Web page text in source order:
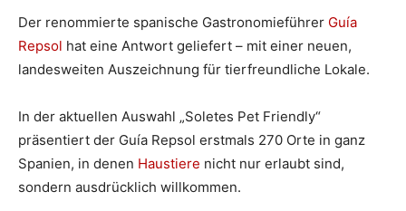
Der renommierte spanische Gastronomieführer Guía
Repsol hat eine Antwort geliefert – mit einer neuen,
landesweiten Auszeichnung für tierfreundliche Lokale.
In der aktuellen Auswahl „Soletes Pet Friendly“
präsentiert der Guía Repsol erstmals 270 Orte in ganz
Spanien, in denen Haustiere nicht nur erlaubt sind,
sondern ausdrücklich willkommen.